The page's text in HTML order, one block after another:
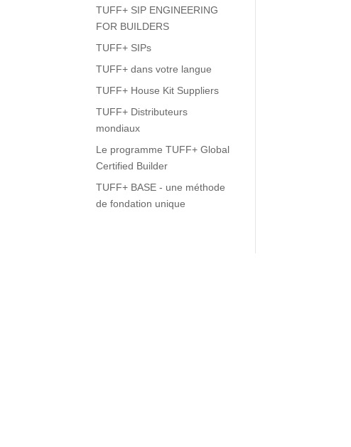
TUFF+ SIP ENGINEERING
FOR BUILDERS
TUFF+ SIPs
TUFF+ dans votre langue
TUFF+ House Kit Suppliers
TUFF+ Distributeurs
mondiaux
Le programme TUFF+ Global
Certified Builder
TUFF+ BASE - une méthode
de fondation unique